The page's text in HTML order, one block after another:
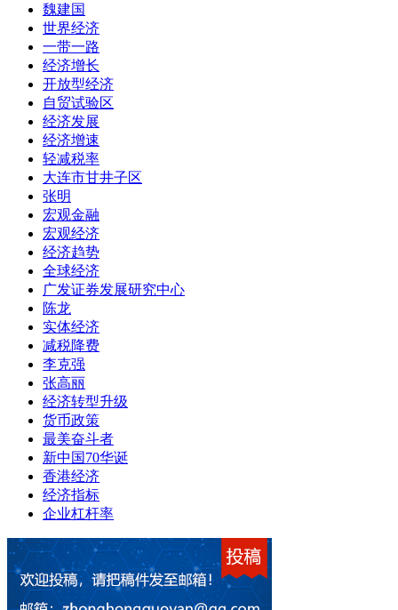
魏建国
世界经济
一带一路
经济增长
开放型经济
自贸试验区
经济发展
经济增速
轻减税率
大连市甘井子区
张明
宏观金融
宏观经济
经济趋势
全球经济
广发证券发展研究中心
陈龙
实体经济
减税降费
李克强
张高丽
经济转型升级
货币政策
最美奋斗者
新中国70华诞
香港经济
经济指标
企业杠杆率